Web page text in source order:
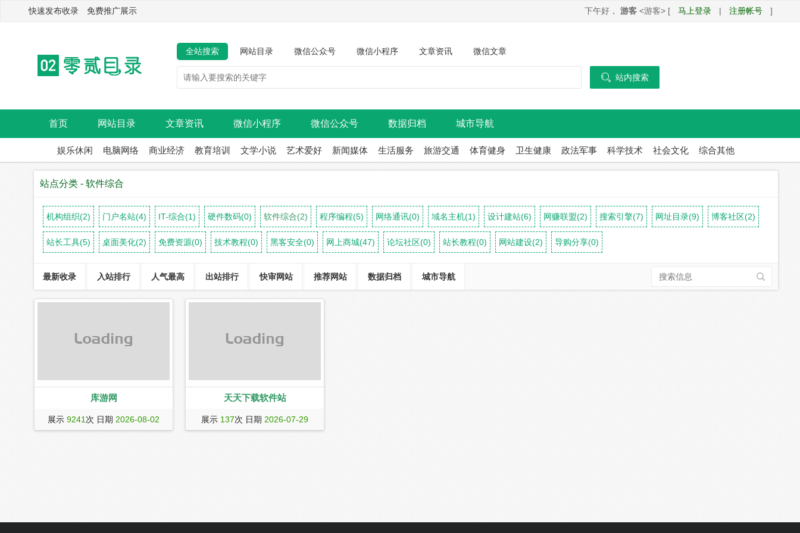
快速发布收录 免费推广展示 下午好， 游客 <游客> [ 马上登录 | 注册帐号 ]
全站搜索 网站目录 微信公众号 微信小程序 文章资讯 微信文章
 站内搜索
首页 网站目录 文章资讯 微信小程序 微信公众号 数据归档 城市导航
娱乐休闲 电脑网络 商业经济 教育培训 文学小说 艺术爱好 新闻媒体 生活服务 旅游交通 体育健身 卫生健康 政法军事 科学技术 社会文化 综合其他
站点分类 - 软件综合
机构组织(2) 门户名站(4) IT-综合(1) 硬件数码(0) 软件综合(2) 程序编程(5) 网络通讯(0) 域名主机(1) 设计建站(6) 网赚联盟(2) 搜索引擎(7) 网址目录(9) 博客社区(2)
站长工具(5) 桌面美化(2) 免费资源(0) 技术教程(0) 黑客安全(0) 网上商城(47) 论坛社区(0) 站长教程(0) 网站建设(2) 导购分享(0)
最新收录 入站排行 人气最高 出站排行 快审网站 推荐网站 数据归档 城市导航
库游网
库游网是免费、绿色、安全的软件下载
展示 9241 次 日期 2026-08-02
天天下载软件站
天天下载(www.ttzip.com)提供国内外最
展示 137次 日期 2026-07-29